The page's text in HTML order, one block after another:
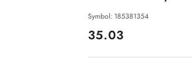
Symbol: 185381354
cena:
35.03